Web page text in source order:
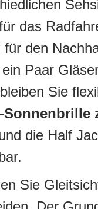
das
für den
Paar
Sie
Sonnenbrille
die Half
Sie